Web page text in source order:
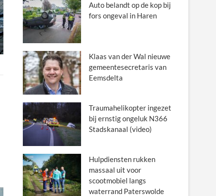
Auto belandt op de kop bij
fors ongeval in Haren
Klaas van der Wal nieuwe
gemeentesecretaris van
Eemsdelta
Traumahelikopter ingezet
bij ernstig ongeluk N366
Stadskanaal (video)
Hulpdiensten rukken
massaal uit voor
scootmobiel langs
waterrand Paterswolde